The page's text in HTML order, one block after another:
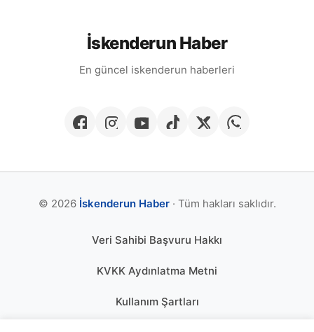
İskenderun Haber
En güncel iskenderun haberleri
© 2026 İskenderun Haber· Tüm hakları saklıdır.
Veri Sahibi Başvuru Hakkı
KVKK Aydınlatma Metni
Kullanım Şartları